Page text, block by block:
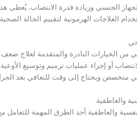
الجنسي وزيادة قدرة الانتصاب. يُعطى
العلاجات الهرمونية لتقييم الحالة
من الخيارات النادرة والمتقدمة لعلاج
للانتصاب أو إجراء عمليات ترميم وتوسيع
متخصص ويحتاج إلى وقت للتعافي بعد
والعاطفية أحد الطرق المهمة